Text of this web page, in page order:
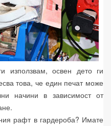
използвам, освен дето ги
това, че един печат може
начини в зависимост от
рафт в гардероба? Имате